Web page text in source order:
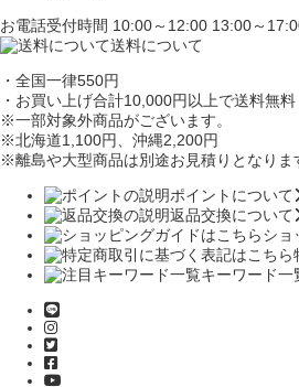
お電話受付時間 10:00～12:00 13:00～
送料について
・全国一律550円
・お買い上げ合計10,000円以上で送料無料
※一部対象外商品がございます。
※北海道1,100円 、沖縄2,200円
※離島や大型商品は別途お見積りとなりま
ポイントについて
返品交換について
ショ
キーワード一